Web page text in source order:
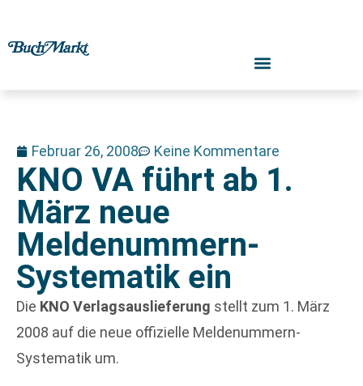
Februar 26, 2008 Keine Kommentare
KNO VA führt ab 1.
März neue
Meldenummern-
Systematik ein
Die KNO Verlagsauslieferung stellt zum 1. März
2008 auf die neue offizielle Meldenummern-
Systematik um.